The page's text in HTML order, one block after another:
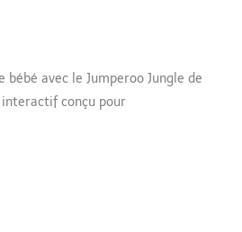
bébé avec le Jumperoo Jungle de
conçu pour